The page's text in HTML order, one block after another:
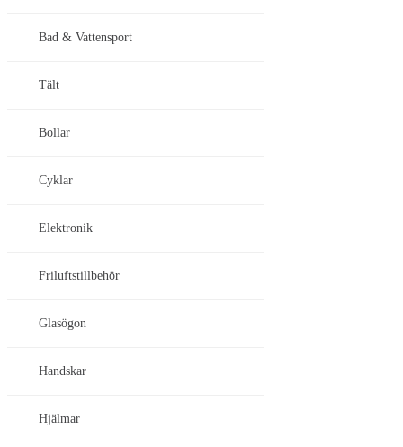
Bad & Vattensport
Tält
Bollar
Cyklar
Elektronik
Friluftstillbehör
Glasögon
Handskar
Hjälmar